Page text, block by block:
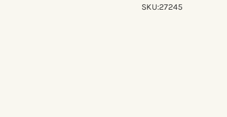
SKU:27245